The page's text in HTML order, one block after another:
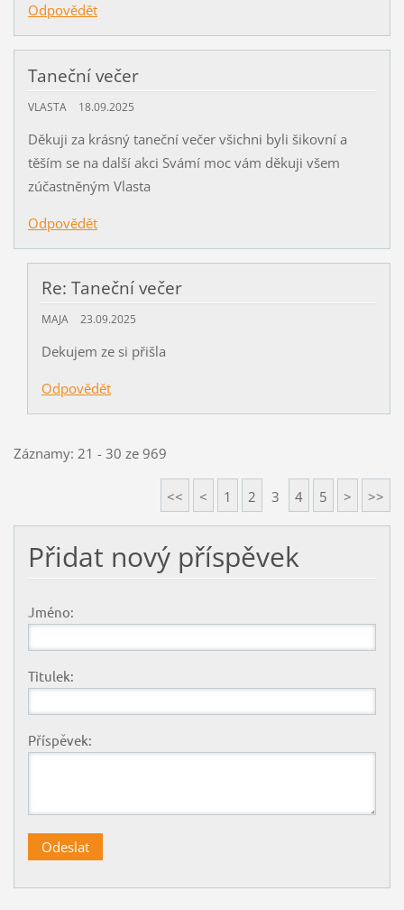
Odpovědět
Taneční večer
VLASTA 18.09.2025
Děkuji za krásný taneční večer všichni byli šikovní a
těším se na další akci Svámí moc vám děkuji všem
zúčastněným Vlasta
Odpovědět
Re: Taneční večer
MAJA 23.09.2025
Dekujem ze si přišla
Odpovědět
Záznamy: 21 - 30 ze 969
<< < 1 2 3 4 5 > >>
Přidat nový příspěvek
Jméno:
Titulek:
Příspěvek: